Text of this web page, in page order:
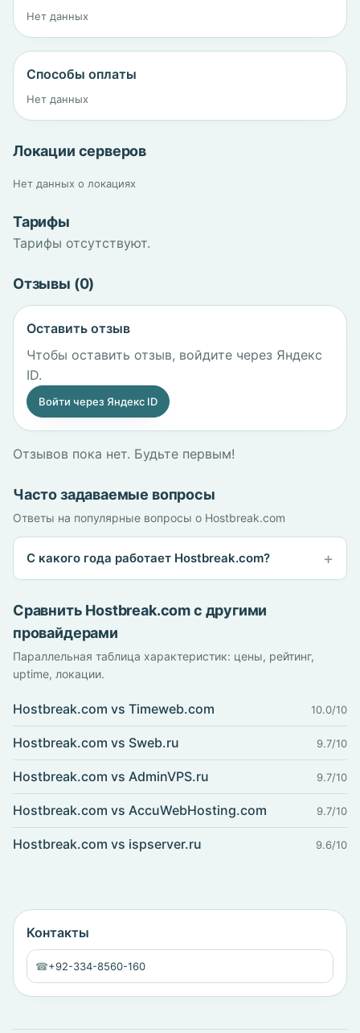
Нет данных
Способы оплаты
Нет данных
Локации серверов
Нет данных о локациях
Тарифы
Тарифы отсутствуют.
Отзывы (0)
Оставить отзыв
Чтобы оставить отзыв, войдите через Яндекс
ID.
Войти через Яндекс ID
Отзывов пока нет. Будьте первым!
Часто задаваемые вопросы
Ответы на популярные вопросы о Hostbreak.com
С какого года работает Hostbreak.com?
Сравнить Hostbreak.com с другими
провайдерами
Параллельная таблица характеристик: цены, рейтинг,
uptime, локации.
Hostbreak.com vs Timeweb.com 10.0/10
Hostbreak.com vs Sweb.ru 9.7/10
Hostbreak.com vs AdminVPS.ru 9.7/10
Hostbreak.com vs AccuWebHosting.com 9.7/10
Hostbreak.com vs ispserver.ru 9.6/10
Контакты
☎+92-334-8560-160